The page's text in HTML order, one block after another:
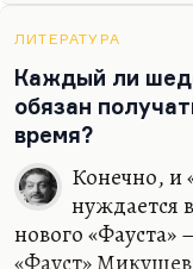
ЛИТЕРАТУРА
Каждый ли
обязан
время?
Конечно, и
нуждается
нового «Фауста»
«Фауст»